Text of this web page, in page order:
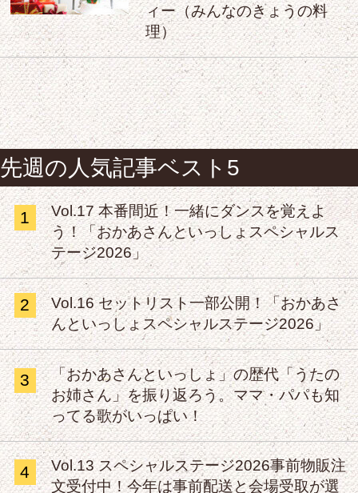
ィー（みんなのきょうの料
理）
先週の人気記事ベスト5
1
Vol.17 本番間近！一緒にダンスを覚えよ
う！「おかあさんといっしょスペシャルス
テージ2026」
2
Vol.16 セットリスト一部公開！「おかあさ
んといっしょスペシャルステージ2026」
3
「おかあさんといっしょ」の歴代「うたの
お姉さん」を振り返ろう。ママ・パパも知
ってる歌がいっぱい！
4
Vol.13 スペシャルステージ2026事前物販注
文受付中！今年は事前配送と会場受取が選